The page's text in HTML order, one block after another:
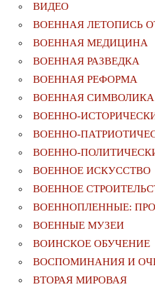
ВИДЕО
ВОЕННАЯ ЛЕТОПИСЬ
ВОЕННАЯ МЕДИЦИНА
ВОЕННАЯ РАЗВЕДКА
ВОЕННАЯ РЕФОРМА
ВОЕННАЯ СИМВОЛИКА
ВОЕННО-
ВОЕННО-
ВОЕННО-
ВОЕННОЕ ИСКУССТВО
ВОЕННОЕ
ВОЕННОПЛЕННЫЕ:
ВОЕННЫЕ МУЗЕИ
ВОИНСКОЕ ОБУЧЕНИЕ
ВОСПОМИНАНИЯ И
ВТОРАЯ МИРОВАЯ